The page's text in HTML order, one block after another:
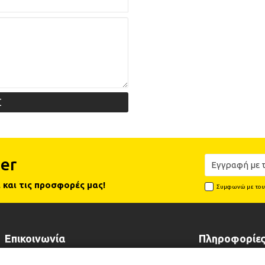
και τις προσφορές μας! Συμφωνώ με
Επικοινωνία Πληροφορίες